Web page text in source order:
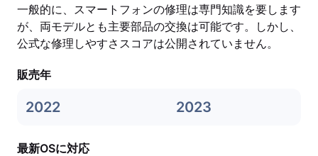
一般的に、スマートフォンの修理は専門知識を要します
が、両モデルとも主要部品の交換は可能です。しかし、
公式な修理しやすさスコアは公開されていません。
販売年
2022 2023
最新OSに対応